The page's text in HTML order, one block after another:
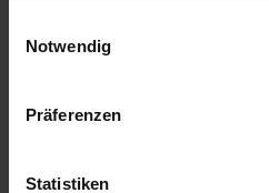
Notwendig
Präferenzen
Statistiken